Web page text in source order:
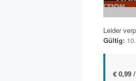
Leider
Gültig:
€ 0,99